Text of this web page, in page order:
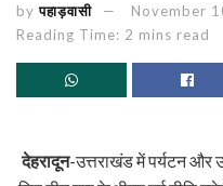
by पहाड़वासी
November
Reading Time: 2 mins read
देहरादून-उत्तराखंड में पर्यटन और